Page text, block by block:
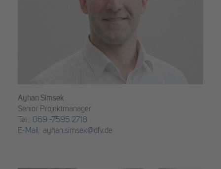
Ayhan Simsek
Senior Projektmanager
Tel.: 069 -7595 2718
E-Mail: ayhan.simsek@dfv.de